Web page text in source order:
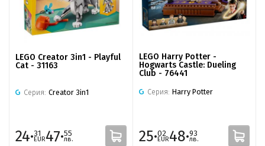
LEGO Creator 3in1 - Playful
Cat - 31163
Серия: Creator 3in1
24·31
EUR47·55
лв.
LEGO Harry Potter -
Hogwarts Castle: Dueling
Club - 76441
Серия: Harry Potter
25·02
EUR48·93
лв.